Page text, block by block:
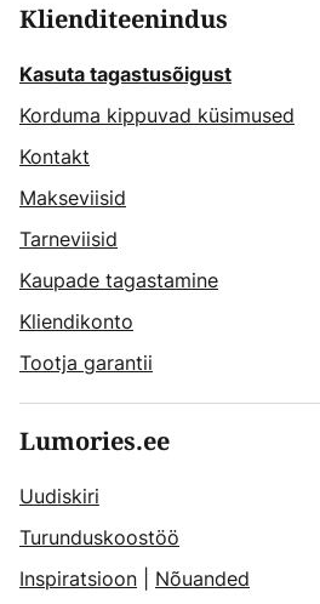
Klienditeenindus
Kasuta tagastusõigust
Korduma kippuvad küsimused
Kontakt
Makseviisid
Tarneviisid
Kaupade tagastamine
Kliendikonto
Tootja garantii
Lumories.ee
Uudiskiri
Turunduskoostöö
Inspiratsioon
Nõuanded